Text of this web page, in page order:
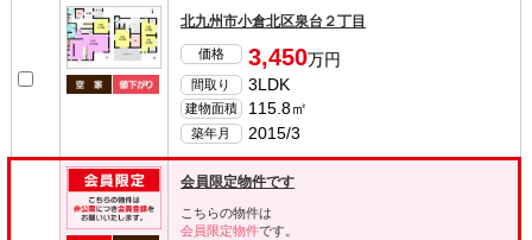
北九州市小倉北区泉台２丁目
価格 3,450万円
間取り 3LDK
建物面積 115.8㎡
築年月 2015/3
会員限定物件です
こちらの物件は
会員限定物件です。